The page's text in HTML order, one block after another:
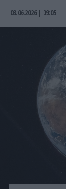
08.06.2026 | 09:05